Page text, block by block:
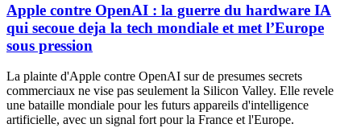
Apple contre OpenAI : la guerre du hardware IA
qui secoue deja la tech mondiale et met l’Europe
sous pression
La plainte d'Apple contre OpenAI sur de presumes secrets
commerciaux ne vise pas seulement la Silicon Valley. Elle revele
une bataille mondiale pour les futurs appareils d'intelligence
artificielle, avec un signal fort pour la France et l'Europe.